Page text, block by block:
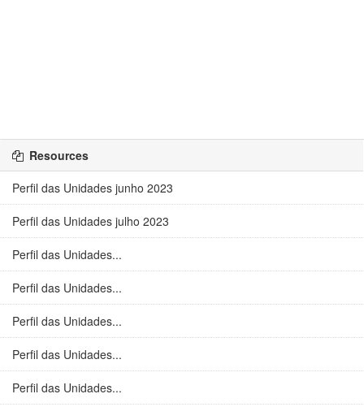
Resources
Perfil das Unidades junho 2023
Perfil das Unidades julho 2023
Perfil das Unidades...
Perfil das Unidades...
Perfil das Unidades...
Perfil das Unidades...
Perfil das Unidades...